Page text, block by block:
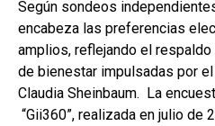
Según sondeos
encabeza las preferencias
amplios, reflejando el
de bienestar impulsadas por
Claudia Sheinbaum. La
“Gii360”, realizada en julio de